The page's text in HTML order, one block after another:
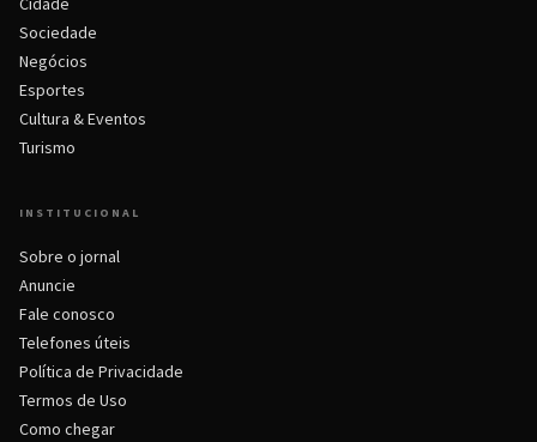
Sociedade
Negócios
Esportes
Cultura & Eventos
Turismo
INSTITUCIONAL
Sobre o jornal
Anuncie
Fale conosco
Telefones úteis
Política de Privacidade
Termos de Uso
Como chegar